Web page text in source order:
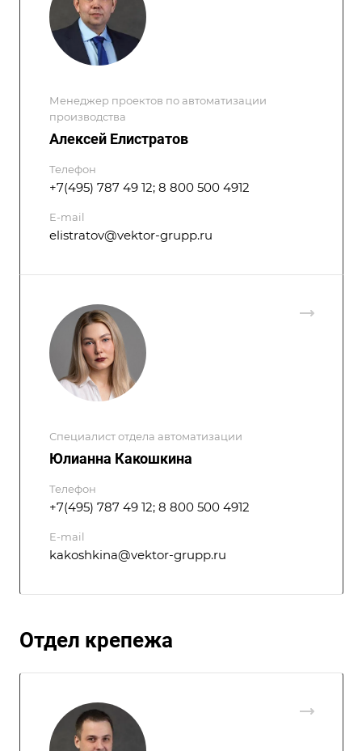
Менеджер проектов по автоматизации
производства
Алексей Елистратов
Телефон
+7(495) 787 49 12; 8 800 500 4912
E-mail
elistratov@vektor-grupp.ru
Специалист отдела автоматизации
Юлианна Какошкина
Телефон
+7(495) 787 49 12; 8 800 500 4912
E-mail
kakoshkina@vektor-grupp.ru
Отдел крепежа